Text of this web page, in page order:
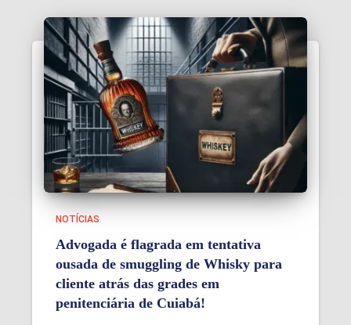
NOTÍCIAS
Advogada é flagrada em tentativa
ousada de smuggling de Whisky para
cliente atrás das grades em
penitenciária de Cuiabá!